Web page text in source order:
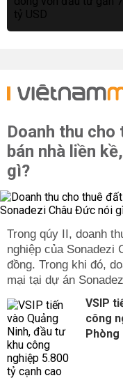
Doanh thu cho
bán nhà liền
gì?
Trong qúy II, doanh
nghiệp của Sonadezi
đồng. Trong khi đó,
mại tại dự án
VSIP
công
Phòng